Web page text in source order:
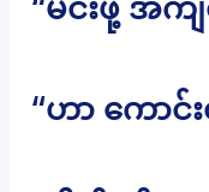
“မင်းဖို့ အင်္
“ဟာ ကောင်း